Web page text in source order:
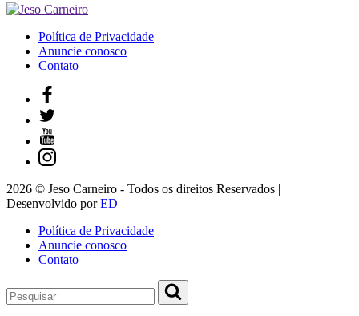
Política de Privacidade
Anuncie conosco
Contato
2026 © Jeso Carneiro - Todos os direitos Reservados |
Desenvolvido porED
Política de Privacidade
Anuncie conosco
Contato